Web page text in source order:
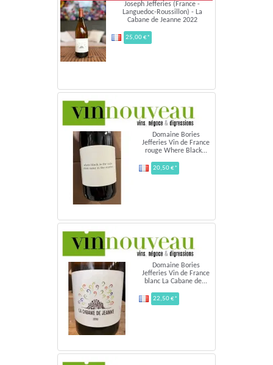
Joseph Jefferies (France -
Languedoc-Roussillon) - La
Cabane de Jeanne 2022
25,00 €*
Domaine Bories
Jefferies Vin de France
rouge Where Black...
20,50 €*
Domaine Bories
Jefferies Vin de France
blanc La Cabane de...
22,50 €*